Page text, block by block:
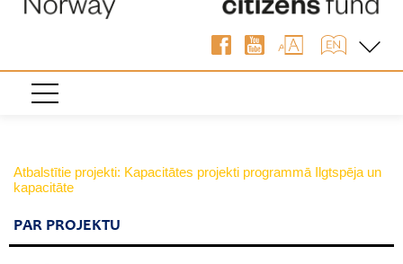
Atbalstītie projekti: Kapacitātes projekti programmā Ilgtspēja un
kapacitāte
PAR PROJEKTU